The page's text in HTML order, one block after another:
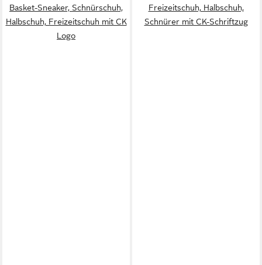
Basket-Sneaker, Schnürschuh,
Halbschuh, Freizeitschuh mit CK
Logo
Freizeitschuh, Halbschuh,
Schnürer mit CK-Schriftzug